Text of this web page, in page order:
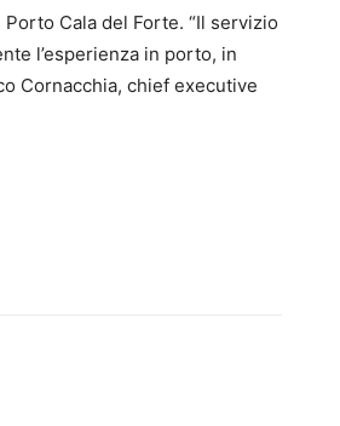
Cala del Forte. “Il servizio
l’esperienza in porto, in
Cornacchia, chief executive